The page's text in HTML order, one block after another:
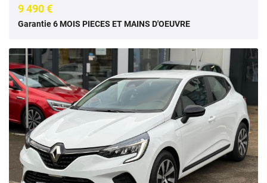
9 490 €
Garantie 6 MOIS PIECES ET MAINS D'OEUVRE